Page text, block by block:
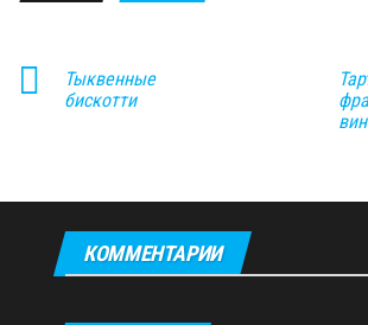
Тыквенные
бискотти
КОММЕНТАРИИ